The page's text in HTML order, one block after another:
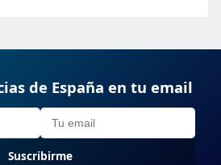
de España en tu email
Suscribirme